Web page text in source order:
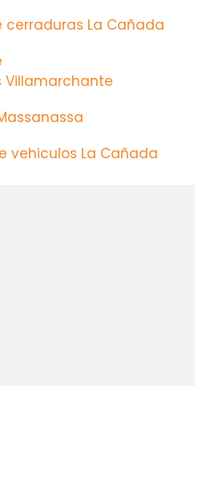
cerraduras La Cañada
Villamarchante
vehiculos La Cañada